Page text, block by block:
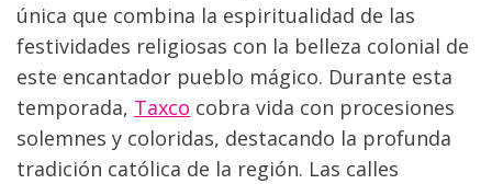
única que combina la espiritualidad de las
festividades religiosas con la belleza colonial de
este encantador pueblo mágico. Durante esta
temporada, Taxco cobra vida con procesiones
solemnes y coloridas, destacando la profunda
tradición católica de la región. Las calles